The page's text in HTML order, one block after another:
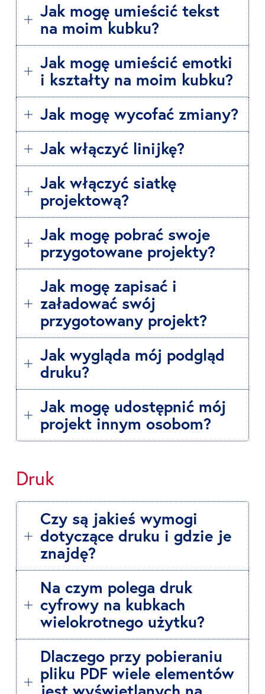
Jak mogę umieścić tekst
na moim kubku?
Jak mogę umieścić emotki
i kształty na moim kubku?
Jak mogę wycofać zmiany?
Jak włączyć linijkę?
Jak włączyć siatkę
projektową?
Jak mogę pobrać swoje
przygotowane projekty?
Jak mogę zapisać i
załadować swój
przygotowany projekt?
Jak wygląda mój podgląd
druku?
Jak mogę udostępnić mój
projekt innym osobom?
Druk
Czy są jakieś wymogi
dotyczące druku i gdzie je
znajdę?
Na czym polega druk
cyfrowy na kubkach
wielokrotnego użytku?
Dlaczego przy pobieraniu
pliku PDF wiele elementów